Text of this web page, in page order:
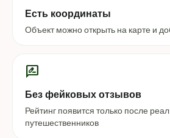
Есть координаты
Объект можно открыть на карте и
rate_review
Без фейковых отзывов
Рейтинг появится только после
путешественников